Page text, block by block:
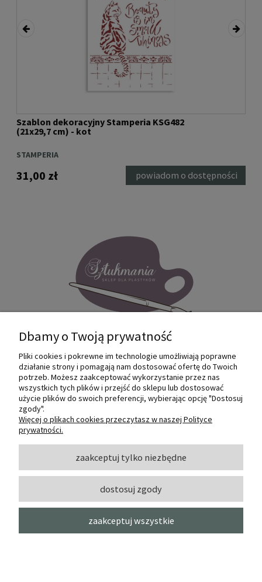
Szablon dekoracyjny Stamperia KSG482
(21x29,7 cm) - kot
STAMPERIA
31,00 zł powiadom o dostępności
Internetowy sklep dla plastyków
SZTUKMANIA. Profesjonalne artykuły dla
małych i dużych artystów.
O NAS
INFORMACJE I POMOC
MOJE KONTO
Dbamy o Twoją prywatność
Pliki cookies i pokrewne im technologie umożliwiają poprawne
działanie strony i pomagają nam dostosować ofertę do Twoich
potrzeb. Możesz zaakceptować wykorzystanie przez nas
wszystkich tych plików i przejść do sklepu lub dostosować
użycie plików do swoich preferencji, wybierając opcję "Dostosuj
zgody".
Więcej o plikach cookies przeczytasz w naszej Polityce
prywatności.
zaakceptuj tylko niezbędne
dostosuj zgody
zaakceptuj wszystkie